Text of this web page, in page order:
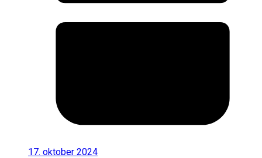
17. oktober 2024